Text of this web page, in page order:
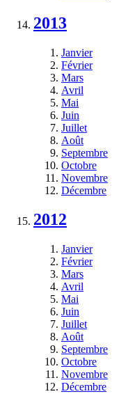
2013
Janvier
Février
Mars
Avril
Mai
Juin
Juillet
Août
Septembre
Octobre
Novembre
Décembre
2012
Janvier
Février
Mars
Avril
Mai
Juin
Juillet
Août
Septembre
Octobre
Novembre
Décembre